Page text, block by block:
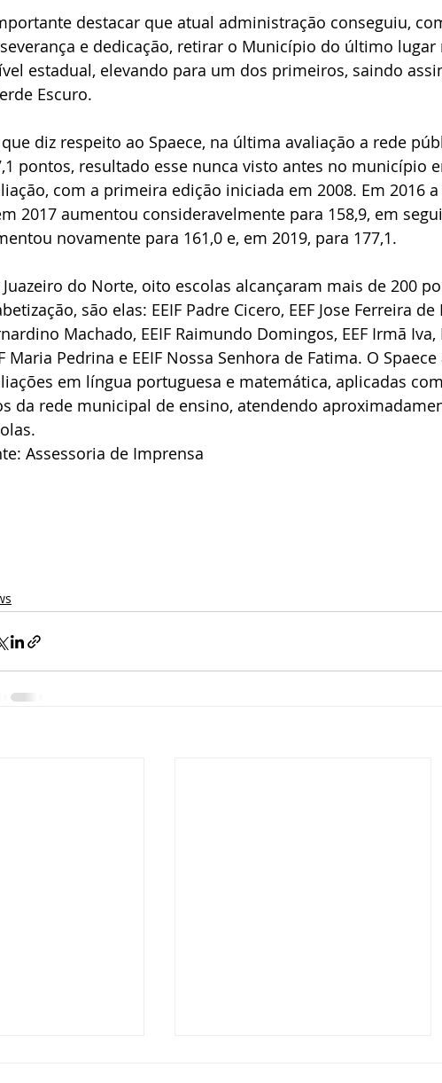
destacar que atual administração conseguiu,
e dedicação, retirar o Município do último lugar
estadual, elevando para um dos primeiros, saindo
Escuro.
diz respeito ao Spaece, na última avaliação a rede
pontos, resultado esse nunca visto antes no município
com a primeira edição iniciada em 2008. Em 2016
2017 aumentou consideravelmente para 158,9, em
novamente para 161,0 e, em 2019, para 177,1.
Juazeiro do Norte, oito escolas alcançaram mais de 200
são elas: EEIF Padre Cicero, EEF Jose Ferreira de
Machado, EEIF Raimundo Domingos, EEF Irmã Iva,
Maria Pedrina e EEIF Nossa Senhora de Fatima. O
em língua portuguesa e matemática, aplicadas
da rede municipal de ensino, atendendo
Assessoria de Imprensa